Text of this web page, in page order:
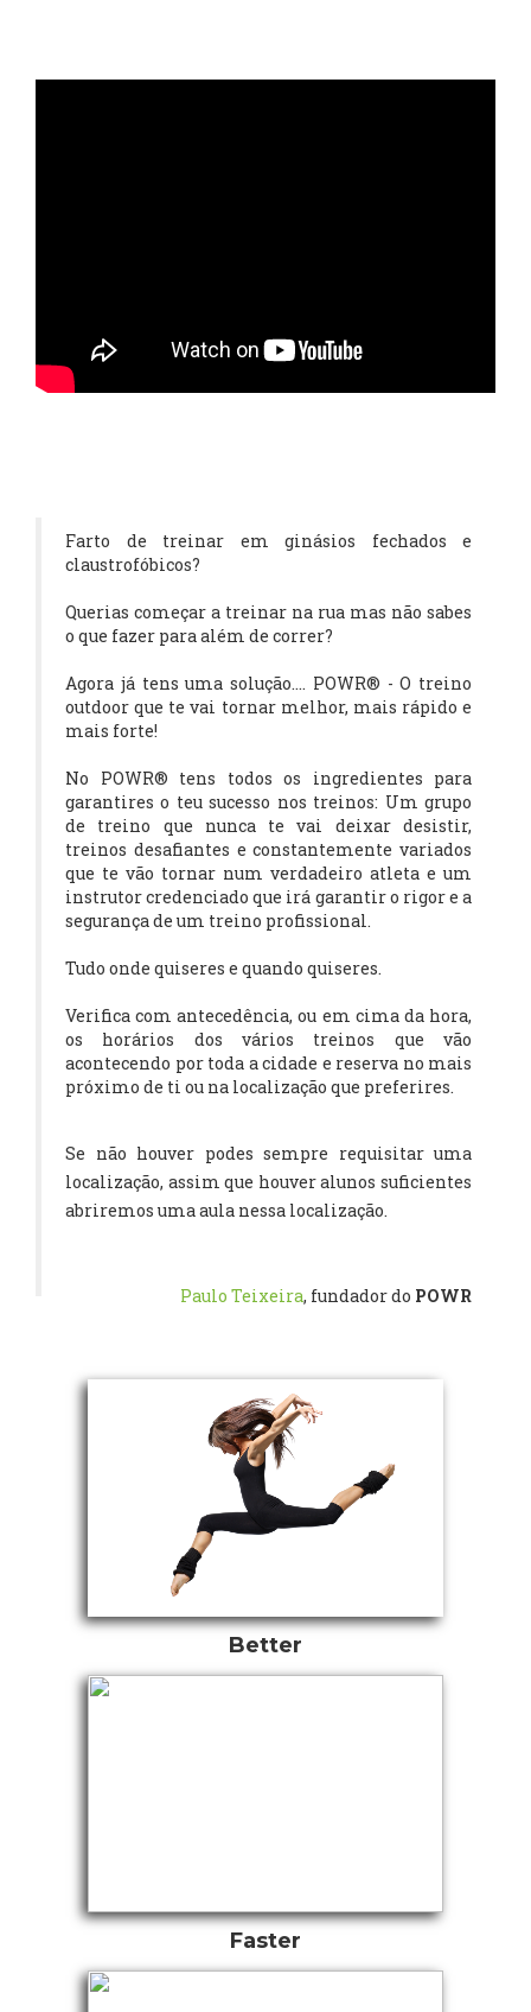
Farto de treinar em ginásios fechados e
claustrofóbicos?
Querias começar a treinar na rua mas não sabes
o que fazer para além de correr?
Agora já tens uma solução.... POWR® - O treino
outdoor que te vai tornar melhor, mais rápido e
mais forte!
No POWR® tens todos os ingredientes para
garantires o teu sucesso nos treinos: Um grupo
de treino que nunca te vai deixar desistir,
treinos desafiantes e constantemente variados
que te vão tornar num verdadeiro atleta e um
instrutor credenciado que irá garantir o rigor e a
segurança de um treino profissional.
Tudo onde quiseres e quando quiseres.
Verifica com antecedência, ou em cima da hora,
os horários dos vários treinos que vão
acontecendo por toda a cidade e reserva no mais
próximo de ti ou na localização que preferires.
Se não houver podes sempre requisitar uma
localização, assim que houver alunos suficientes
abriremos uma aula nessa localização.
Paulo Teixeira, fundador do POWR
Better
Faster